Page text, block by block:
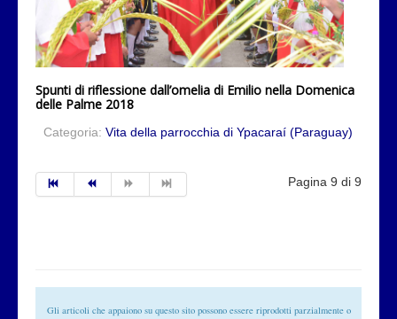
Spunti di riflessione dall’omelia di Emilio nella Domenica
delle Palme 2018
Categoria: Vita della parrocchia di Ypacaraí (Paraguay)
Pagina 9 di 9
Gli articoli che appaiono su questo sito possono essere riprodotti parzialmente o